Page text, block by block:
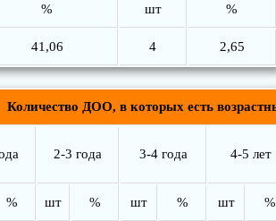
% шт %
41,06 4 2,65
Количество ДОО, в которых есть
2-3 года 3-4 года 4-5 лет
% шт % шт % шт %